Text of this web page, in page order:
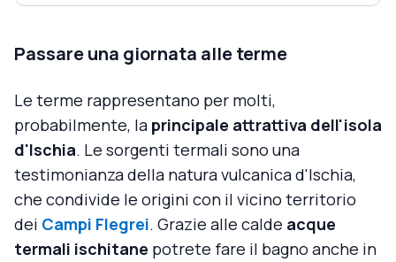
Passare una giornata alle terme
Le terme rappresentano per molti,
probabilmente, la principale attrattiva dell'isola
d'Ischia. Le sorgenti termali sono una
testimonianza della natura vulcanica d'Ischia,
che condivide le origini con il vicino territorio
dei Campi Flegrei. Grazie alle calde acque
termali ischitane potrete fare il bagno anche in